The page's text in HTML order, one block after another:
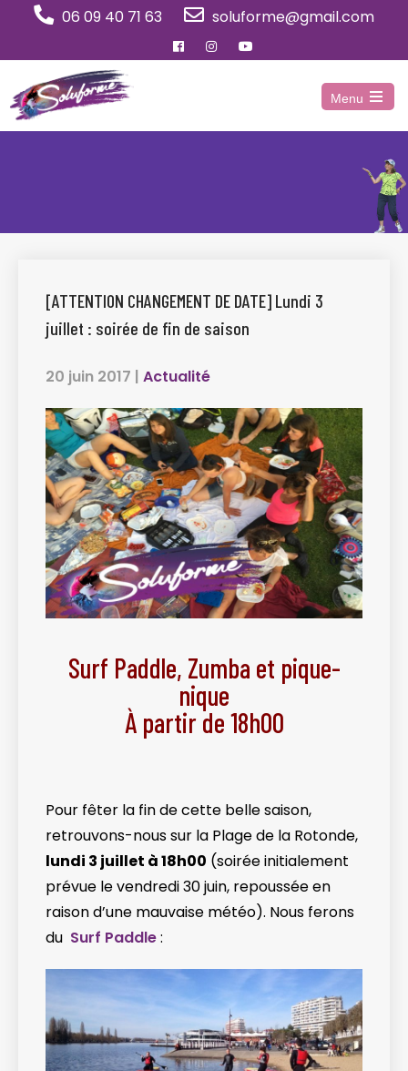
06 09 40 71 63 soluforme@gmail.com
Menu
Open
menu
[ATTENTION CHANGEMENT DE DATE] Lundi 3
juillet : soirée de fin de saison
20 juin 2017 | Actualité
Surf Paddle, Zumba et pique-
nique
À partir de 18h00
Pour fêter la fin de cette belle saison,
retrouvons-nous sur la Plage de la Rotonde,
lundi 3 juillet à 18h00 (soirée initialement
prévue le vendredi 30 juin, repoussée en
raison d’une mauvaise météo). Nous ferons
du Surf Paddle:
Panneau de gestion des cookies